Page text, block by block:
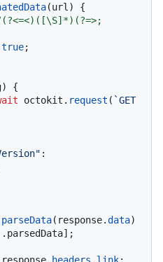
(url ) {
true;
{
octokit. request (
`GET
:
parseData(response.data)
headers . link;